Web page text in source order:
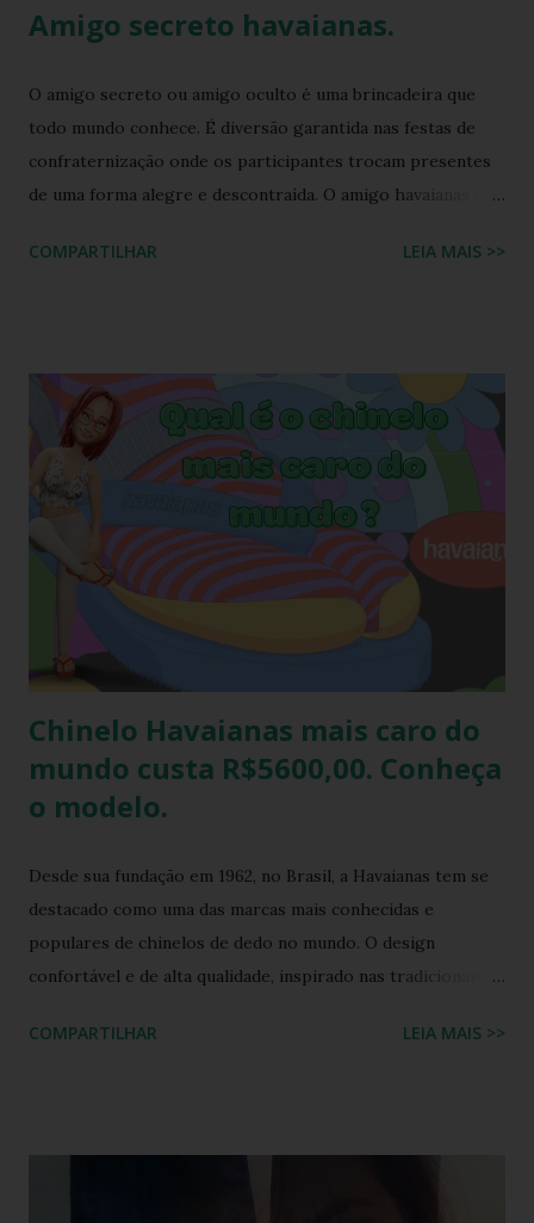
Amigo secreto havaianas.
O amigo secreto ou amigo oculto é uma brincadeira que
todo mundo conhece. É diversão garantida nas festas de
confraternização onde os participantes trocam presentes
de uma forma alegre e descontraída. O amigo havaianas é
participantes trocam exclusivamente sandálias havaianas
o amigo havaianas acontece no final do ano para
comemorar o final do ano letivo nas escolas, nas
confraternizações do trabalho, nas festas de fim de ano,
etc.. Além da diversão que a brincadeira proporciona,
também é uma excelente oportunidade de ganhar muitas
havaianas e incorporar sua coleção.
COMPARTILHAR LEIA MAIS >>
Chinelo Havaianas mais caro do
mundo custa R$5600,00. Conheça
o modelo.
Desde sua fundação em 1962, no Brasil, a Havaianas tem se
destacado como uma das marcas mais conhecidas e
populares de chinelos de dedo no mundo. O design
confortável e de alta qualidade, inspirado nas tradicionais
coração dos consumidores em todo o mundo. Hoje, a marca
COMPARTILHAR LEIA MAIS >>